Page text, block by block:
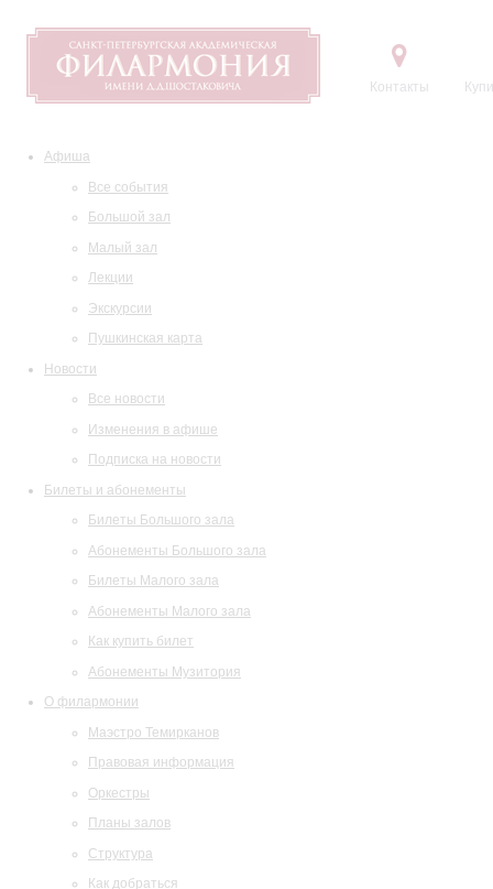
Контакты
Афиша
Все события
Большой зал
Малый зал
Лекции
Экскурсии
Пушкинская карта
Новости
Все новости
Изменения в афише
Подписка на новости
Билеты и абонементы
Билеты Большого зала
Абонементы Большого зала
Билеты Малого зала
Абонементы Малого зала
Как купить билет
Абонементы Музитория
О филармонии
Маэстро Темирканов
Правовая информация
Оркестры
Планы залов
Структура
Как добраться